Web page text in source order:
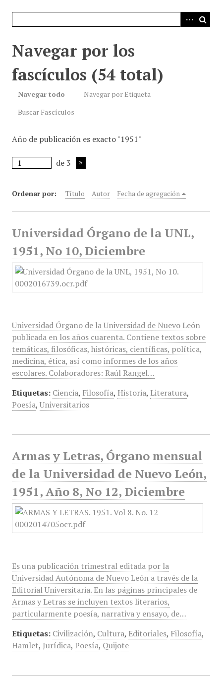
Navegar por los
fascículos (54 total)
Navegar todo
Navegar por Etiqueta
Buscar Fascículos
Año de publicación es exacto "1951"
de 3
Ordenar por: Título Autor Fecha de agregación
Universidad Órgano de la UNL,
1951, No 10, Diciembre
Universidad Órgano de la Universidad de Nuevo León
publicada en los años cuarenta. Contiene textos sobre
temáticas, filosóficas, históricas, científicas, política,
medicina, ética, así como informes de los años
escolares. Colaboradores: Raúl Rangel…
Etiquetas: Ciencia, Filosofía, Historia, Literatura,
Poesía, Universitarios
Armas y Letras, Órgano mensual
de la Universidad de Nuevo León,
1951, Año 8, No 12, Diciembre
Es una publicación trimestral editada por la
Universidad Autónoma de Nuevo León a través de la
Editorial Universitaria. En las páginas principales de
Armas y Letras se incluyen textos literarios,
particularmente poesía, narrativa y ensayo, de…
Etiquetas: Civilización, Cultura, Editoriales, Filosofía,
Hamlet, Jurídica, Poesía, Quijote